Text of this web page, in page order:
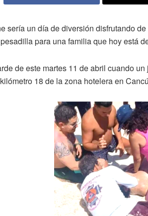
sería un día de diversión disfrutando
para una familia que hoy está
de este martes 11 de abril cuando
18 de la zona hotelera en